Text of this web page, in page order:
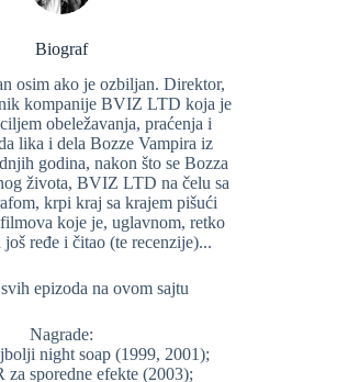
Biograf
osim ako je ozbiljan. Direktor,
kompanije BVIZ LTD koja je
obeležavanja, praćenja i
lika i dela Bozze Vampira iz
godina, nakon što se Bozza
života, BVIZ LTD na čelu sa
krpi kraj sa krajem pišući
koje je, uglavnom, retko
ređe i čitao (te recenzije)...
epizoda na ovom sajtu
Nagrade:
night soap (1999, 2001);
sporedne efekte (2003);